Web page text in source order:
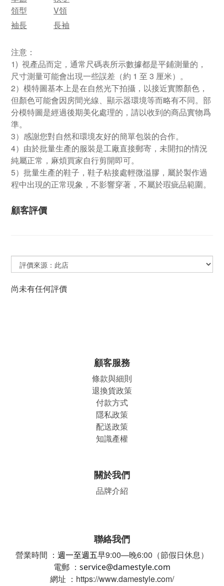
領型
V領
袖長
長袖
注意：
1) 視產品而定，通常尺碼表所示數據都是平鋪測量的，
尺寸測量可能會出現一些誤差（約 1 至 3 厘米）。
2）模特圖基本上是在自然光下拍攝，以接近實際顏色，
但顏色可能會因房間光線、顯示器環境等而略有不同。部
分模特圖是經過後期美化處理的，請以收到的商品實物爲
準。
3）感謝您對自然和環境友好的簡單包裝的合作。
4）由於批量生產的服裝是工廠直接郵寄，未開扣的情況
純屬正常，麻煩買家自行剪開即可。
5）批量生產的鞋子，鞋子粘接處輕微溢膠，屬於製作過
程中出現的正常現象，不影響穿著，不屬於瑕疵品範圍。
顧客評價
尚未有任何評價
顧客服務
條款與細則
退換貨政策
付款方式
隱私政策
配送政策
知識產權
關於我們
品牌介紹
聯絡我們
營業時間 ： 週一至週五早9:00—晚6:00（節假日休息）
電郵 ： service@damestyle.com
網址 ：https://www.damestyle.com/